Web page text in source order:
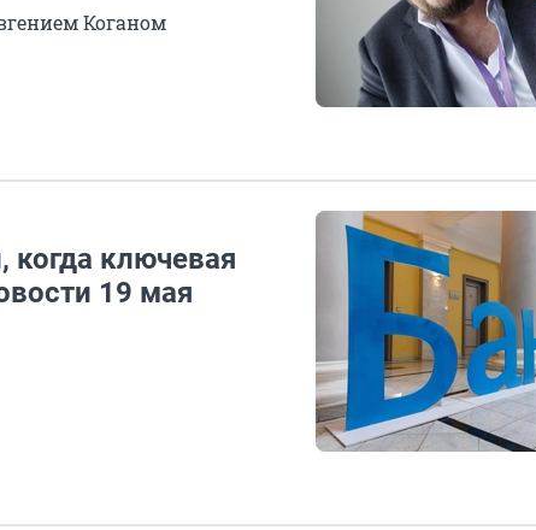
Коганом
ключевая
19 мая